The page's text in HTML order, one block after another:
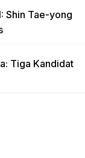
Shin Tae-yong
Tiga Kandidat